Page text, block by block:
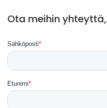
Ota meihin